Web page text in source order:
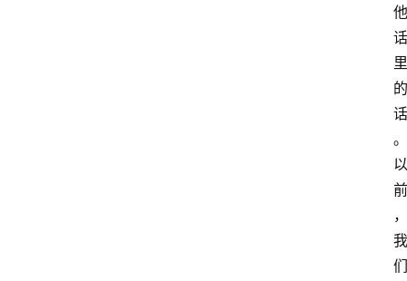
他
话
里
的
话
。
以
前
，
我
们